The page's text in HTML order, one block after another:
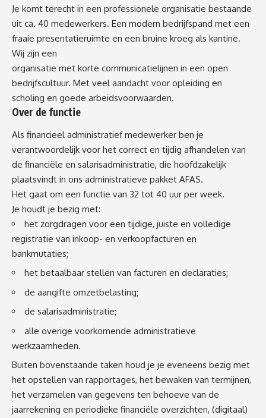
Je komt terecht in een professionele organisatie bestaande
uit ca. 40 medewerkers. Een modern bedrijfspand met een
fraaie presentatieruimte en een bruine kroeg als kantine.
Wij zijn een
organisatie met korte communicatielijnen in een open
bedrijfscultuur. Met veel aandacht voor opleiding en
scholing en goede arbeidsvoorwaarden.
Over de functie
Als financieel administratief medewerker ben je
verantwoordelijk voor het correct en tijdig afhandelen van
de financiële en salarisadministratie, die hoofdzakelijk
plaatsvindt in ons administratieve pakket AFAS.
Het gaat om een functie van 32 tot 40 uur per week.
Je houdt je bezig met:
het zorgdragen voor een tijdige, juiste en volledige
registratie van inkoop- en verkoopfacturen en
bankmutaties;
het betaalbaar stellen van facturen en declaraties;
de aangifte omzetbelasting;
de salarisadministratie;
alle overige voorkomende administratieve
werkzaamheden.
Buiten bovenstaande taken houd je je eveneens bezig met
het opstellen van rapportages, het bewaken van termijnen,
het verzamelen van gegevens ten behoeve van de
jaarrekening en periodieke financiële overzichten, (digitaal)